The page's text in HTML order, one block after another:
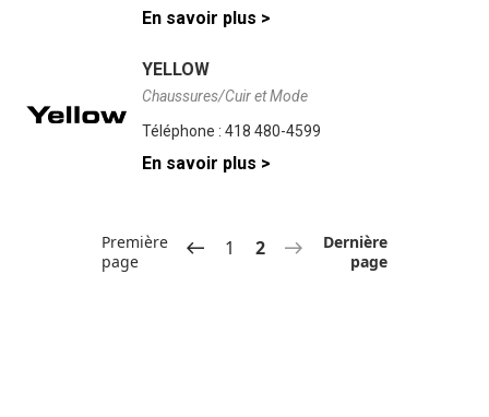
En savoir plus >
YELLOW
Chaussures/Cuir et Mode
Téléphone : 418 480-4599
En savoir plus >
Première
page
1 2
Dernière
page